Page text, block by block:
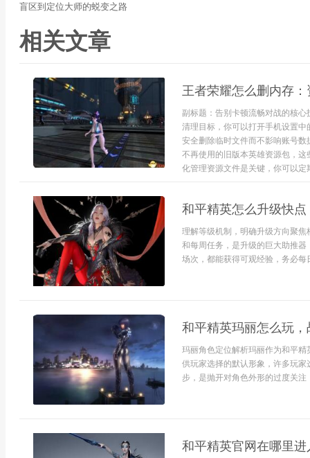
盲区到定位大师的蜕变之路
相关文章
王者荣耀怎么删内存
副标题：告别卡顿流畅对战的核
清理目标，你可以打开手机设置
安全删除临时文件而不影响账号
不再使用的旧版本英雄资源包，
化管理资源文件是关键，你可以定
和平精英怎么升级快
理解等级机制，明确升级方向聚
和每周任务，是升级的巨大助推
场次，都能获得可观经验，务必
和平精英玛丽怎么玩
玛丽角色定位解析玛丽作为和平
供玩家选择的默认形象，许多玩
步，是抛开对角色外形的过度关注
和平精英官网在哪里